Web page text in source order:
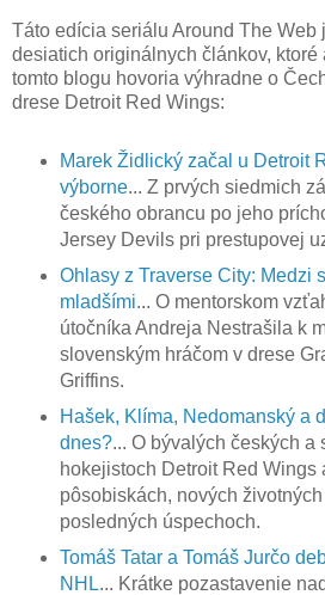
Táto edícia seriálu Around The Web
desiatich originálnych článkov,
tomto blogu hovoria výhradne o
drese Detroit Red Wings:
Marek Židlický začal u Detroit
výborne... Z prvých siedmich
českého obrancu po jeho
Jersey Devils pri prestupovej
Ohlasy z Traverse City: Medzi
mladšími... O mentorskom
útočníka Andreja Nestrašila k
slovenským hráčom v drese
Griffins.
Hašek, Klíma, Nedomanský a
dnes?... O bývalých českých a
hokejistoch Detroit Red Wings
pôsobiskách, nových
posledných úspechoch.
Tomáš Tatar a Tomáš Jurčo
NHL... Krátke pozastavenie